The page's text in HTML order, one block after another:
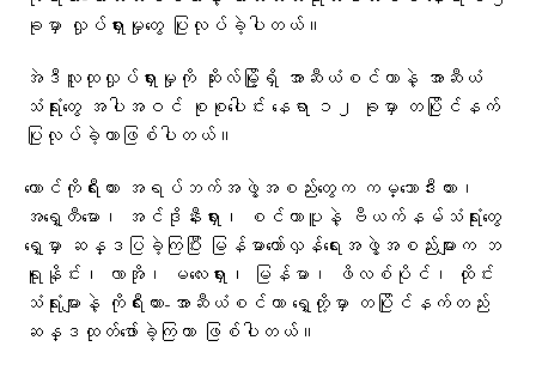
ခုမှာ လှုပ်ရှားမှုတွေ ပြုလုပ်ခဲ့ပါတယ်။
အဲဒီလူထုလှုပ်ရှားမှုကို ဆိုးလ်မြို့ရှိ အာဆီယံစင်တာနဲ့ အာဆီယံ
သံရုံးတွေ အပါအဝင် စုစုပေါင်း နေရာ ၁၂ ခုမှာ တပြိုင်နက်
ပြုလုပ်ခဲ့တာဖြစ်ပါတယ်။
တောင်ကိုရီးယား အရပ်ဘက်အဖွဲ့အစည်းတွေက ကမ္ဘောဒီးယား၊
အရှေ့တီမော၊ အင်ဒိုနီးရှား၊ စင်ကာပူနဲ့ ဗီယက်နမ်သံရုံးတွေ
ရှေ့မှာ ဆန္ဒပြခဲ့ကြပြီး မြန်မာတော်လှန်ရေးအဖွဲ့အစည်းများက ဘ
ရူနိုင်း၊ လာအို၊ မလေးရှား၊ မြန်မာ၊ ဖိလစ်ပိုင်၊ ထိုင်း
သံရုံးများနဲ့ ကိုရီးယား-အာဆီယံစင်တာ ရှေ့တို့မှာ တပြိုင်နက်တည်း
ဆန္ဒထုတ်ဖော်ခဲ့ကြတာ ဖြစ်ပါတယ်။